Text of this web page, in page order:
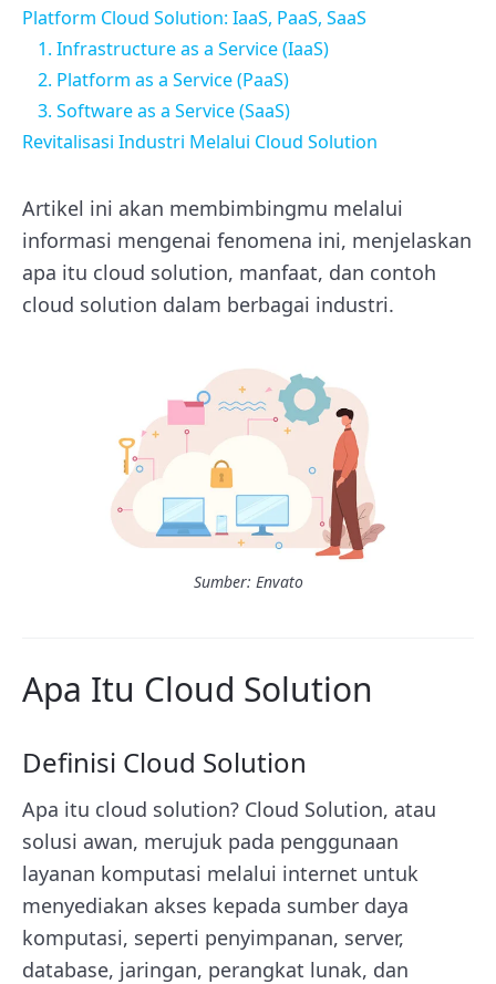
Platform Cloud Solution: IaaS, PaaS, SaaS
1. Infrastructure as a Service (IaaS)
2. Platform as a Service (PaaS)
3. Software as a Service (SaaS)
Revitalisasi Industri Melalui Cloud Solution
Artikel ini akan membimbingmu melalui
informasi mengenai fenomena ini, menjelaskan
apa itu cloud solution, manfaat, dan contoh
cloud solution dalam berbagai industri.
Sumber: Envato
Apa Itu Cloud Solution
Definisi Cloud Solution
Apa itu cloud solution? Cloud Solution, atau
solusi awan, merujuk pada penggunaan
layanan komputasi melalui internet untuk
menyediakan akses kepada sumber daya
komputasi, seperti penyimpanan, server,
database, jaringan, perangkat lunak, dan